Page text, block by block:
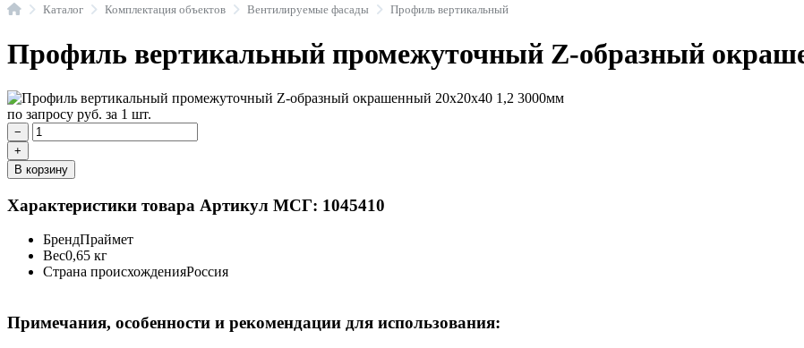
ГлавнаяКаталог Комплектация объектов Вентилируемые фасады Профиль вертикальный
Профиль вертикальный промежуточный Z-образный
по запросу руб. за 1 шт.
−
+
В корзину
Характеристики товара Артикул МСГ: 1045410
БрендПраймет
Вес0,65 кг
Страна происхожденияРоссия
Примечания, особенности и рекомендации для использования: